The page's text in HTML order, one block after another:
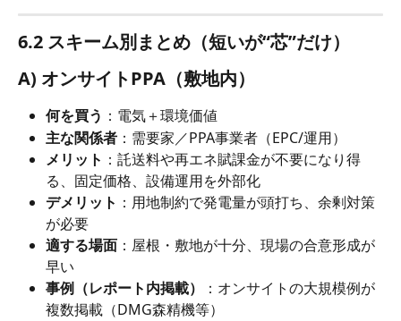
6.2 スキーム別まとめ（短いが“芯”だけ）
A) オンサイトPPA（敷地内）
何を買う ：電気＋環境価値
主な関係者 ：需要家／PPA事業者（EPC/運用）
メリット ：託送料や再エネ賦課金が不要になり得
る、固定価格、設備運用を外部化
デメリット ：用地制約で発電量が頭打ち、余剰対策
が必要
適する場面 ：屋根・敷地が十分、現場の合意形成が
早い
事例（レポート内掲載）
：オンサイトの大規模例が
複数掲載（DMG森精機等）